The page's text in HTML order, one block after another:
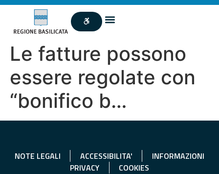
Le fatture possono
essere regolate con
“bonifico b…
NOTE LEGALI ACCESSIBILITA'
INFORMAZIONI
PRIVACY
COOKIES